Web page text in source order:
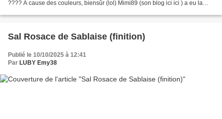
???? A cause des couleurs, biensûr (lol) Mimi89 (son blog ici ici ) a eu la
Sal Rosace de Sablaise (finition)
Publié le 10/10/2025 à 12:41
Par LUBY Emy38